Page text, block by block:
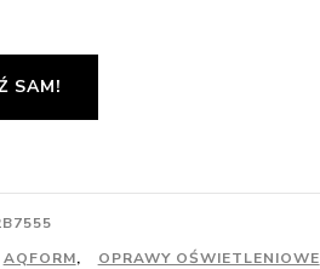
SAM!
AQFORM,
OPRAWY OŚWIETLENIOWE